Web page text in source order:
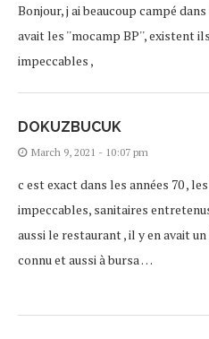
Bonjour, j ai beaucoup campé
avait les ''mocamp BP'', existent
impeccables ,
DOKUZBUCUK
March 9, 2021 - 10:07 pm
c est exact dans les années 70 ,
impeccables, sanitaires
aussi le restaurant , il y en avait
connu et aussi à bursa …